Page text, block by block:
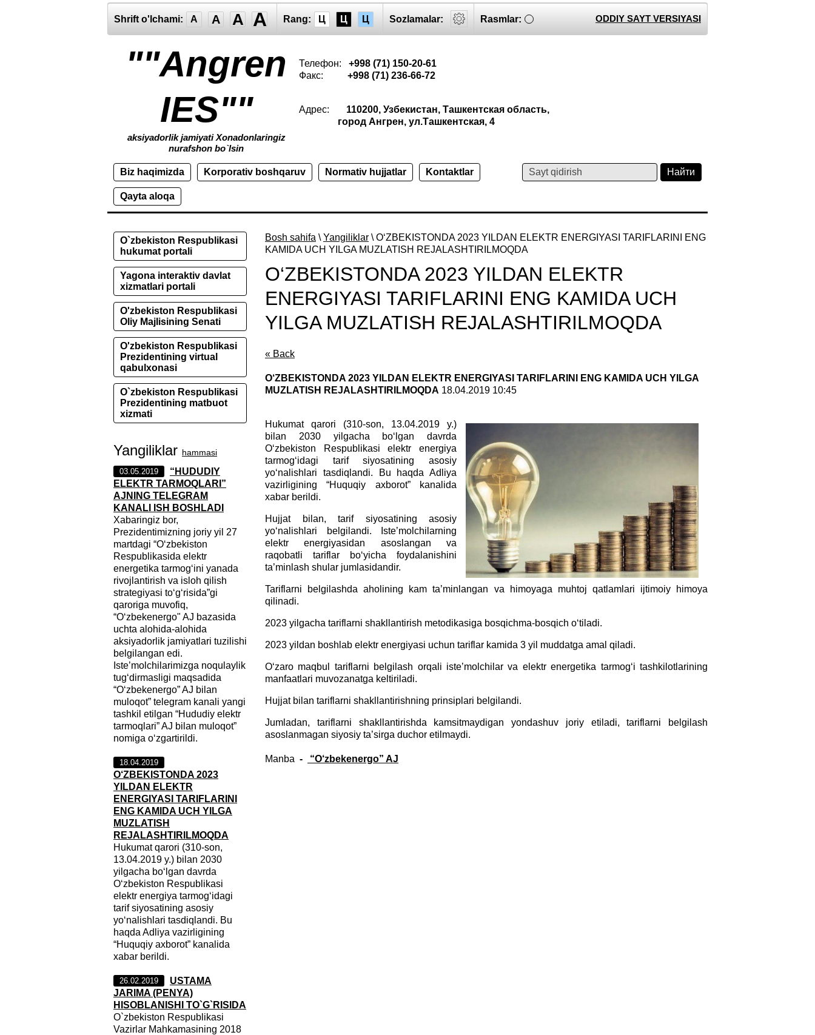
Shrift o'lchami: A A A A Rang: Ц Ц Ц Sozlamalar: Rasmlar: ODDIY SAYT VERSIYASI
""Angren
IES""
aksiyadorlik jamiyati Xonadonlaringiz
nurafshon bo`lsin
Телефон: +998 (71) 150-20-61
Факс:
+998 (71) 236-66-72
Адрес: 110200, Узбекистан, Ташкентская область,
город Ангрен, ул.Ташкентская, 4
Biz haqimizda Korporativ boshqaruv Normativ hujjatlar Kontaktlar
Qayta aloqa
Bosh sahifa \ Yangiliklar \ O‘ZBEKISTONDA 2023 YILDAN ELEKTR ENERGIYASI TARIFLARINI ENG
KAMIDA UCH YILGA MUZLATISH REJALASHTIRILMOQDA
O‘ZBEKISTONDA 2023 YILDAN ELEKTR
ENERGIYASI TARIFLARINI ENG KAMIDA UCH
YILGA MUZLATISH REJALASHTIRILMOQDA
« Back
O‘ZBEKISTONDA 2023 YILDAN ELEKTR ENERGIYASI TARIFLARINI ENG KAMIDA UCH YILGA
MUZLATISH REJALASHTIRILMOQDA 18.04.2019 10:45
Hukumat qarori (310-son, 13.04.2019 y.)
bilan 2030 yilgacha bo‘lgan davrda
O‘zbekiston Respublikasi elektr energiya
tarmog‘idagi tarif siyosatining asosiy
yo‘nalishlari tasdiqlandi. Bu haqda Adliya
vazirligining “Huquqiy axborot” kanalida
xabar berildi.
Hujjat bilan, tarif siyosatining asosiy
yo‘nalishlari belgilandi. Iste’molchilarning
elektr energiyasidan asoslangan va
raqobatli tariflar bo‘yicha foydalanishini
ta’minlash shular jumlasidandir.
Tariflarni belgilashda aholining kam ta’minlangan va himoyaga muhtoj qatlamlari ijtimoiy himoya
qilinadi.
2023 yilgacha tariflarni shakllantirish metodikasiga bosqichma-bosqich o‘tiladi.
2023 yildan boshlab elektr energiyasi uchun tariflar kamida 3 yil muddatga amal qiladi.
O‘zaro maqbul tariflarni belgilash orqali iste’molchilar va elektr energetika tarmog‘i tashkilotlarining
manfaatlari muvozanatga keltiriladi.
Hujjat bilan tariflarni shakllantirishning prinsiplari belgilandi.
Jumladan, tariflarni shakllantirishda kamsitmaydigan yondashuv joriy etiladi, tariflarni belgilash
asoslanmagan siyosiy ta’sirga duchor etilmaydi.
Manba - “O‘zbekenergo” AJ
O`zbekiston Respublikasi
hukumat portali
Yagona interaktiv davlat
xizmatlari portali
O'zbekiston Respublikasi
Oliy Majlisining Senati
O'zbekiston Respublikasi
Prezidentining virtual
qabulxonasi
O`zbekiston Respublikasi
Prezidentining matbuot
xizmati
Yangiliklar hammasi
03.05.2019
“HUDUDIY
ELEKTR TARMOQLARI”
AJNING TELEGRAM
KANALI ISH BOSHLADI
Xabaringiz bor,
Prezidentimizning joriy yil 27
martdagi “O‘zbekiston
Respublikasida elektr
energetika tarmog‘ini yanada
rivojlantirish va isloh qilish
strategiyasi to‘g‘risida”gi
qaroriga muvofiq,
“O‘zbekenergo" AJ bazasida
uchta alohida-alohida
aksiyadorlik jamiyatlari tuzilishi
belgilangan edi.
Iste’molchilarimizga noqulaylik
tug‘dirmasligi maqsadida
“Oʻzbekenergo” AJ bilan
muloqot” telegram kanali yangi
tashkil etilgan “Hududiy elektr
tarmoqlari” AJ bilan muloqot”
nomiga o‘zgartirildi.
18.04.2019
O‘ZBEKISTONDA 2023
YILDAN ELEKTR
ENERGIYASI TARIFLARINI
ENG KAMIDA UCH YILGA
MUZLATISH
REJALASHTIRILMOQDA
Hukumat qarori (310-son,
13.04.2019 y.) bilan 2030
yilgacha bo‘lgan davrda
O‘zbekiston Respublikasi
elektr energiya tarmog‘idagi
tarif siyosatining asosiy
yo‘nalishlari tasdiqlandi. Bu
haqda Adliya vazirligining
“Huquqiy axborot” kanalida
xabar berildi.
26.02.2019
USTAMA
JARIMA (PENYA)
HISOBLANISHI TO`G`RISIDA
O`zbekiston Respublikasi
Vazirlar Mahkamasining 2018